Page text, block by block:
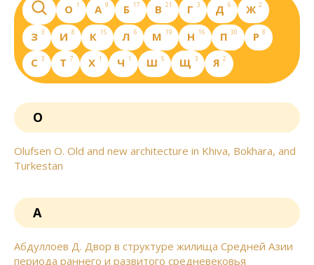
O 1 А 9 Б 17 В 21 Г 3 Д 6 Ж 2
З 3 И 8 К 15 Л 6 М 19 Н 16 П 30 Р 8
С 3 Т 7 Х 1 Ч 1 Ш 5 Щ 3 Я 2
O
Olufsen O. Old and new architecture in Khiva, Bokhara, and
Turkestan
А
Абдуллоев Д. Двор в структуре жилища Средней Азии
периода раннего и развитого средневековья